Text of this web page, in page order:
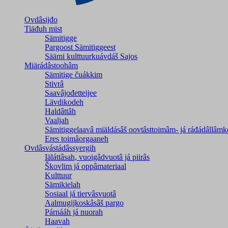
Ovdâsijđo
Tiäđuh mist
Sämitigge
Pargoost Sämitiggeest
Säämi kulttuurkuávdáš Sajos
Miärádâstoohâm
Sämitige čuákkim
Stivrâ
Saavâjođetteijee
Lävdikodeh
Haldâttâh
Vaaljah
Sämitiggelaavâ miäldásâš oovtâsttoimâm- já
Eres toimâorgaaneh
Ovdâsvástádâssyergih
Iäláttâsah, vuoigâdvuotâ já piirâs
Škovlim já oppâmateriaal
Kulttuur
Sämikielah
Sosiaal já tiervâsvuotâ
Aalmugijkoskâsâš pargo
Párnááh já nuorah
Haavah